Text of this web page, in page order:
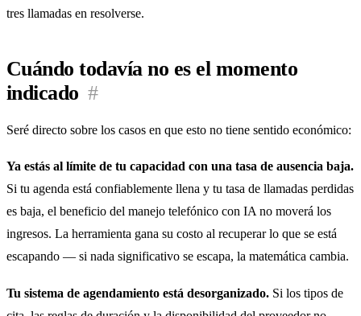
tres llamadas en resolverse.
Cuándo todavía no es el momento
indicado #
Seré directo sobre los casos en que esto no tiene sentido económico:
Ya estás al límite de tu capacidad con una tasa de ausencia baja.
Si tu agenda está confiablemente llena y tu tasa de llamadas perdidas
es baja, el beneficio del manejo telefónico con IA no moverá los
ingresos. La herramienta gana su costo al recuperar lo que se está
escapando — si nada significativo se escapa, la matemática cambia.
Tu sistema de agendamiento está desorganizado. Si los tipos de